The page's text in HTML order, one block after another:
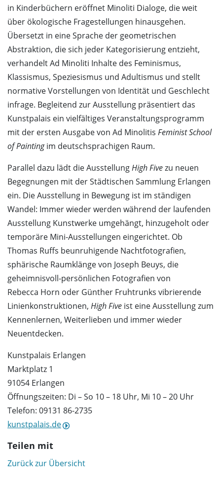
in Kinderbüchern eröffnet Minoliti Dialoge, die weit
über ökologische Fragestellungen hinausgehen.
Übersetzt in eine Sprache der geometrischen
Abstraktion, die sich jeder Kategorisierung entzieht,
verhandelt Ad Minoliti Inhalte des Feminismus,
Klassismus, Speziesismus und Adultismus und stellt
normative Vorstellungen von Identität und Geschlecht
infrage. Begleitend zur Ausstellung präsentiert das
Kunstpalais ein vielfältiges Veranstaltungsprogramm
mit der ersten Ausgabe von Ad Minolitis Feminist School
of Paintingim deutschsprachigen Raum.
Parallel dazu lädt die AusstellungHigh Fivezu neuen
Begegnungen mit der Städtischen Sammlung Erlangen
ein. Die Ausstellung in Bewegung ist im ständigen
Wandel: Immer wieder werden während der laufenden
Ausstellung Kunstwerke umgehängt, hinzugeholt oder
temporäre Mini-Ausstellungen eingerichtet. Ob
Thomas Ruffs beunruhigende Nachtfotografien,
sphärische Raumklänge von Joseph Beuys, die
geheimnisvoll-persönlichen Fotografien von
Rebecca Horn oder Günther Fruhtrunks vibrierende
Linienkonstruktionen, High Five ist eine Ausstellung zum
Kennenlernen, Weiterlieben und immer wieder
Neuentdecken.
Kunstpalais Erlangen
Marktplatz 1
91054 Erlangen
Öffnungszeiten: Di – So 10 – 18 Uhr, Mi 10 – 20 Uhr
Telefon: 09131 86-2735
kunstpalais.de
Teilen mit
Zurück zur Übersicht